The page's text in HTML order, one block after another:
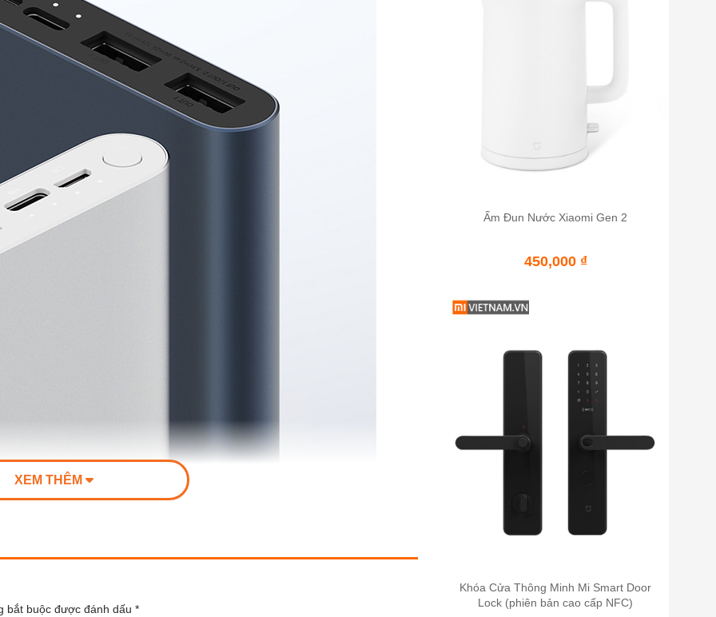
XEM THÊM
bắt buộc được đánh dấu *
Ấm Đun Nước Xiaomi Gen 2
450,000 ₫
Khóa Cửa Thông Minh Mi Smart Door
Lock (phiên bản cao cấp NFC)